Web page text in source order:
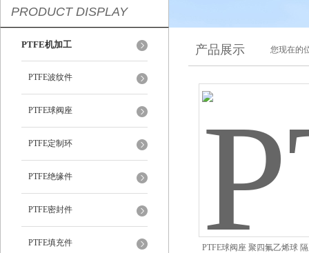
PRODUCT DISPLAY
PTFE机加工
PTFE波纹件
PTFE球阀座
PTFE定制环
PTFE绝缘件
PTFE密封件
PTFE填充件
产品展示 您现在的
PTFE球阀座 聚四氟乙烯球